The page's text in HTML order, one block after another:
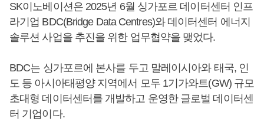
SK이노베이션은 2025년 6월 싱가포르 데이터센터 인프
라기업 BDC(Bridge Data Centres)와 데이터센터 에너지
솔루션 사업을 추진을 위한 업무협약을 맺었다.
BDC는 싱가포르에 본사를 두고 말레이시아와 태국, 인
도 등 아시아태평양 지역에서 모두 1기가와트(GW) 규모
초대형 데이터센터를 개발하고 운영한 글로벌 데이터센
터 기업이다.